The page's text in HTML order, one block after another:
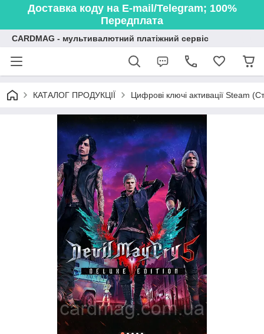
Доставка коду на E-mail/Telegram; 100%
Передплата
CARDMAG - мультивалютний платіжний сервіс
КАТАЛОГ ПРОДУКЦІЇ Цифрові ключі активації Steam